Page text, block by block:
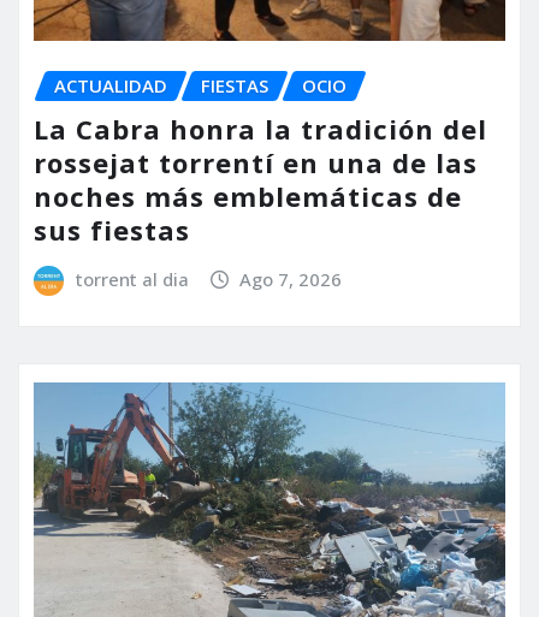
ACTUALIDAD FIESTAS OCIO
La Cabra honra la tradición del
rossejat torrentí en una de las
noches más emblemáticas de
sus fiestas
torrent al dia Ago 7, 2026